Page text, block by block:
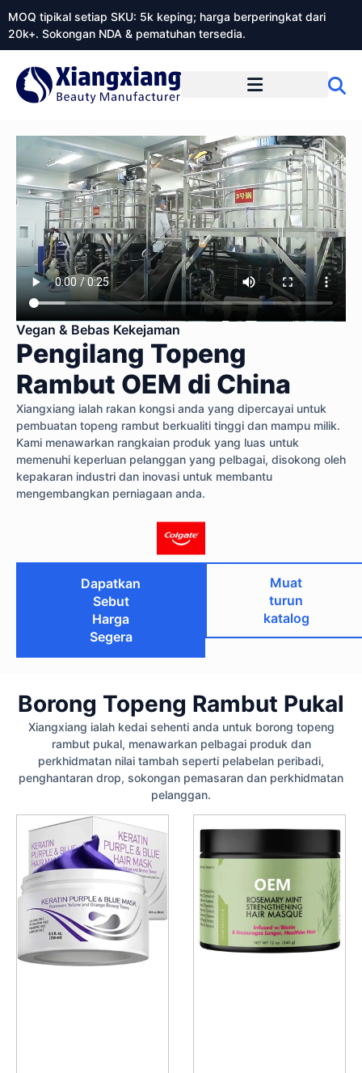
MOQ tipikal setiap SKU: 5k keping; harga berperingkat dari
20k+. Sokongan NDA & pematuhan tersedia.
Vegan & Bebas Kekejaman
Pengilang Topeng
Rambut OEM di China
Xiangxiang ialah rakan kongsi anda yang dipercayai untuk
pembuatan topeng rambut berkualiti tinggi dan mampu milik.
Kami menawarkan rangkaian produk yang luas untuk
memenuhi keperluan pelanggan yang pelbagai, disokong oleh
kepakaran industri dan inovasi untuk membantu
mengembangkan perniagaan anda.
Dapatkan
Sebut
Harga
Segera
Muat
turun
katalog
Borong Topeng Rambut Pukal
Xiangxiang ialah kedai sehenti anda untuk borong topeng
rambut pukal, menawarkan pelbagai produk dan
perkhidmatan nilai tambah seperti pelabelan peribadi,
penghantaran drop, sokongan pemasaran dan perkhidmatan
pelanggan.